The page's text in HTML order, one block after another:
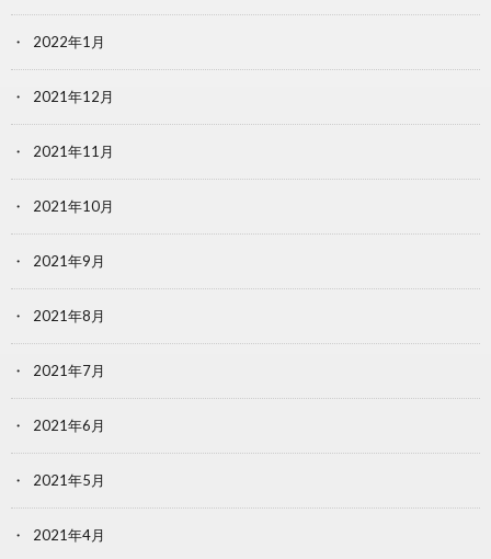
2022年1月
2021年12月
2021年11月
2021年10月
2021年9月
2021年8月
2021年7月
2021年6月
2021年5月
2021年4月